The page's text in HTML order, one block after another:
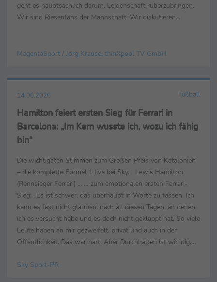
geht es hauptsächlich darum, Leidenschaft rüberzubringen.
Wir sind Riesenfans der Mannschaft. Wir diskutieren
MagentaSport / Jörg Krause, thinXpool TV GmbH
14.06.2026 Fußball
Hamilton feiert ersten Sieg für Ferrari in
Barcelona: „Im Kern wusste ich, wozu ich fähig
bin“
Die wichtigsten Stimmen zum Großen Preis von Katalonien
– die komplette Formel 1 live bei Sky. Lewis Hamilton
(Rennsieger Ferrari) ... … zum emotionalen ersten Ferrari-
Sieg: „Es ist schwer, das überhaupt in Worte zu fassen. Ich
kann es fast nicht glauben, nach all diesen Tagen, an denen
ich es versucht habe und es doch nicht geklappt hat. So viele
Leute haben an mir gezweifelt, privat und auch in der
Öffentlichkeit. Das war hart. Aber Durchhalten ist wichtig,
Sky Sport-PR